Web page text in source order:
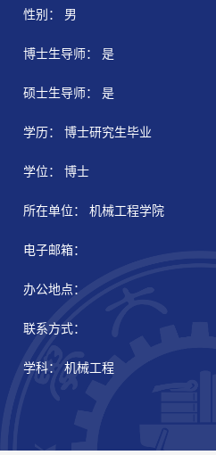
性别： 男
博士生导师： 是
硕士生导师： 是
学历： 博士研究生毕业
学位： 博士
所在单位： 机械工程学院
电子邮箱：
办公地点：
联系方式：
学科： 机械工程